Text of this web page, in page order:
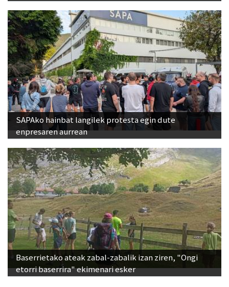
SAPAko hainbat langilek protesta egin dute
enpresaren aurrean
Baserrietako ateak zabal-zabalik izan ziren, "Ongi
etorri baserrira" ekimenari esker